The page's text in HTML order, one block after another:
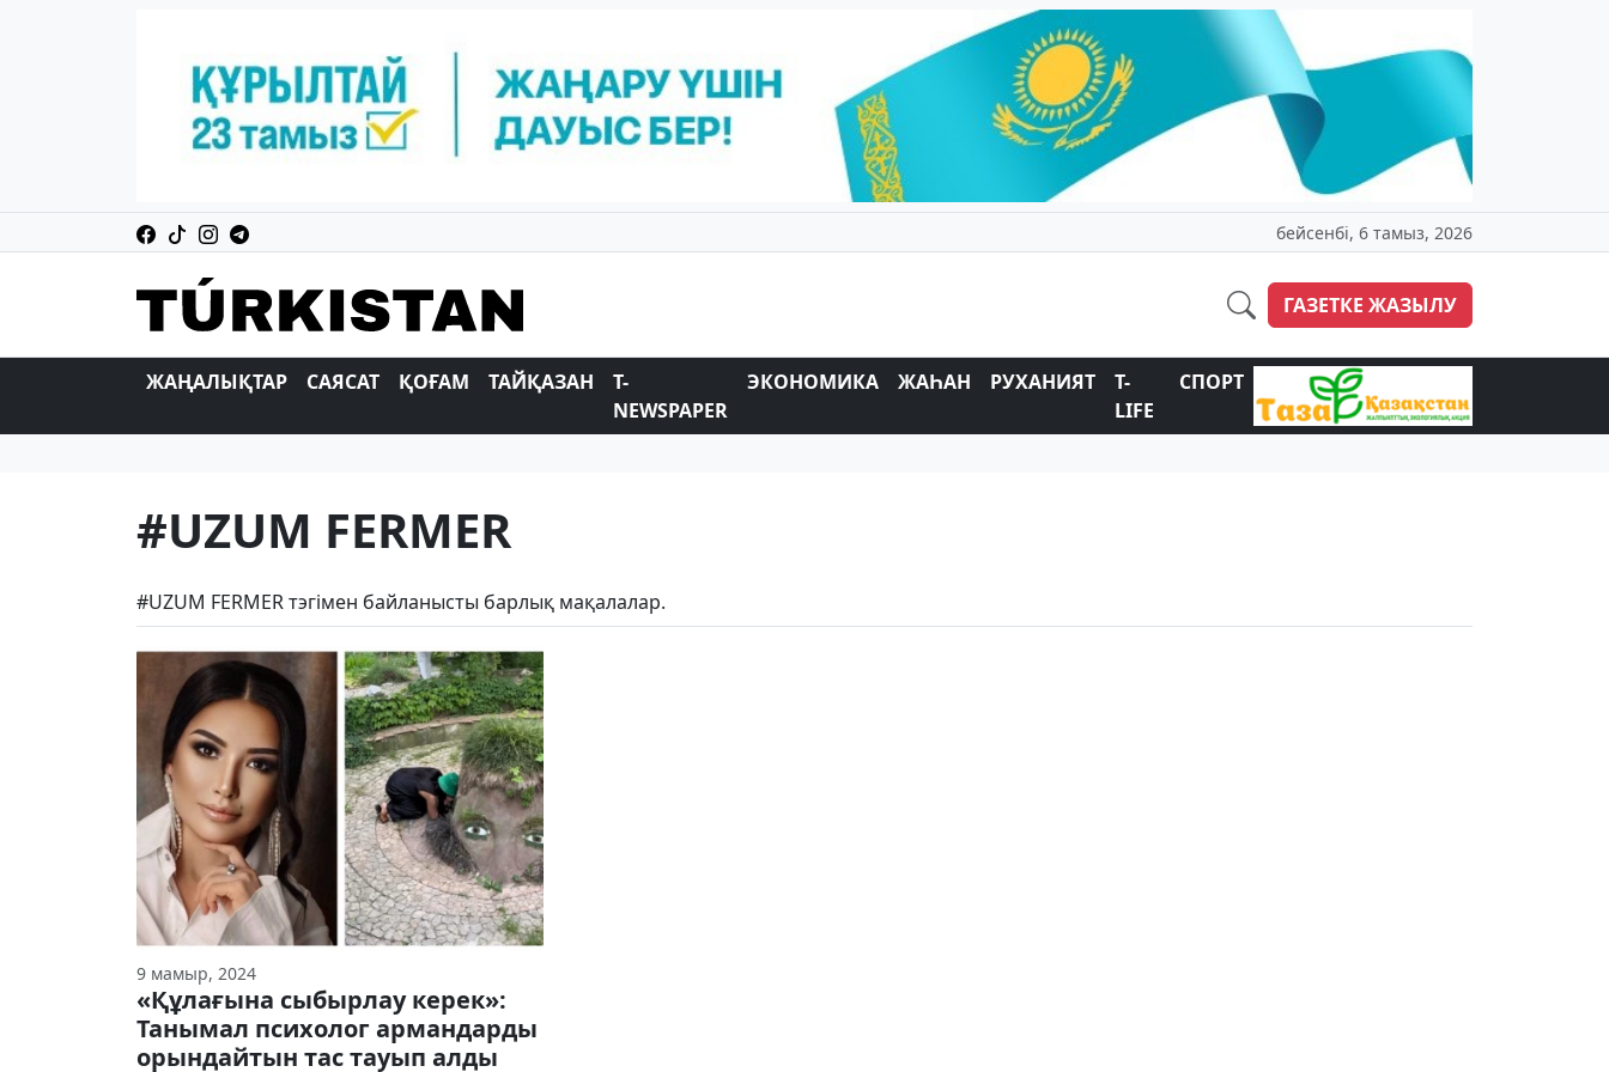
бейсенбі, 6 тамыз, 2026
ГАЗЕТКЕ ЖАЗЫЛУ
ЖАҢАЛЫҚТАР САЯСАТ ҚОҒАМ ТАЙҚАЗАН
T-
NEWSPAPER
ЭКОНОМИКА ЖАҺАН РУХАНИЯТ
T-
LIFE
СПОРТ
#UZUM FERMER
#UZUM FERMER тэгімен байланысты барлық мақалалар.
9 мамыр, 2024
«Құлағына сыбырлау керек»:
Танымал психолог армандарды
орындайтын тас тауып алды